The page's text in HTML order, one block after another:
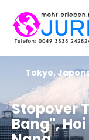
Stopover
Bang",
Tokyo,